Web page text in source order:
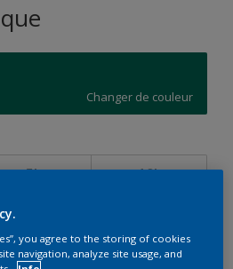
Changer de couleur
5L 10L
de peinture
Calculer
you agree to the storing of cookies
navigation, analyze site usage, and